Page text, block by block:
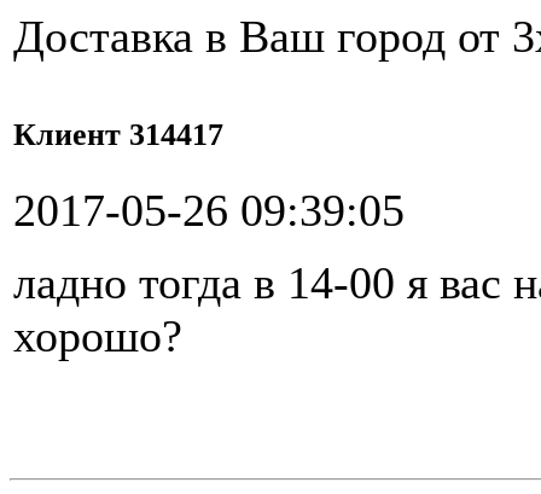
Доставка в Ваш город от
Клиент 314417
2017-05-26 09:39:05
ладно тогда в 14-00 я вас
хорошо?